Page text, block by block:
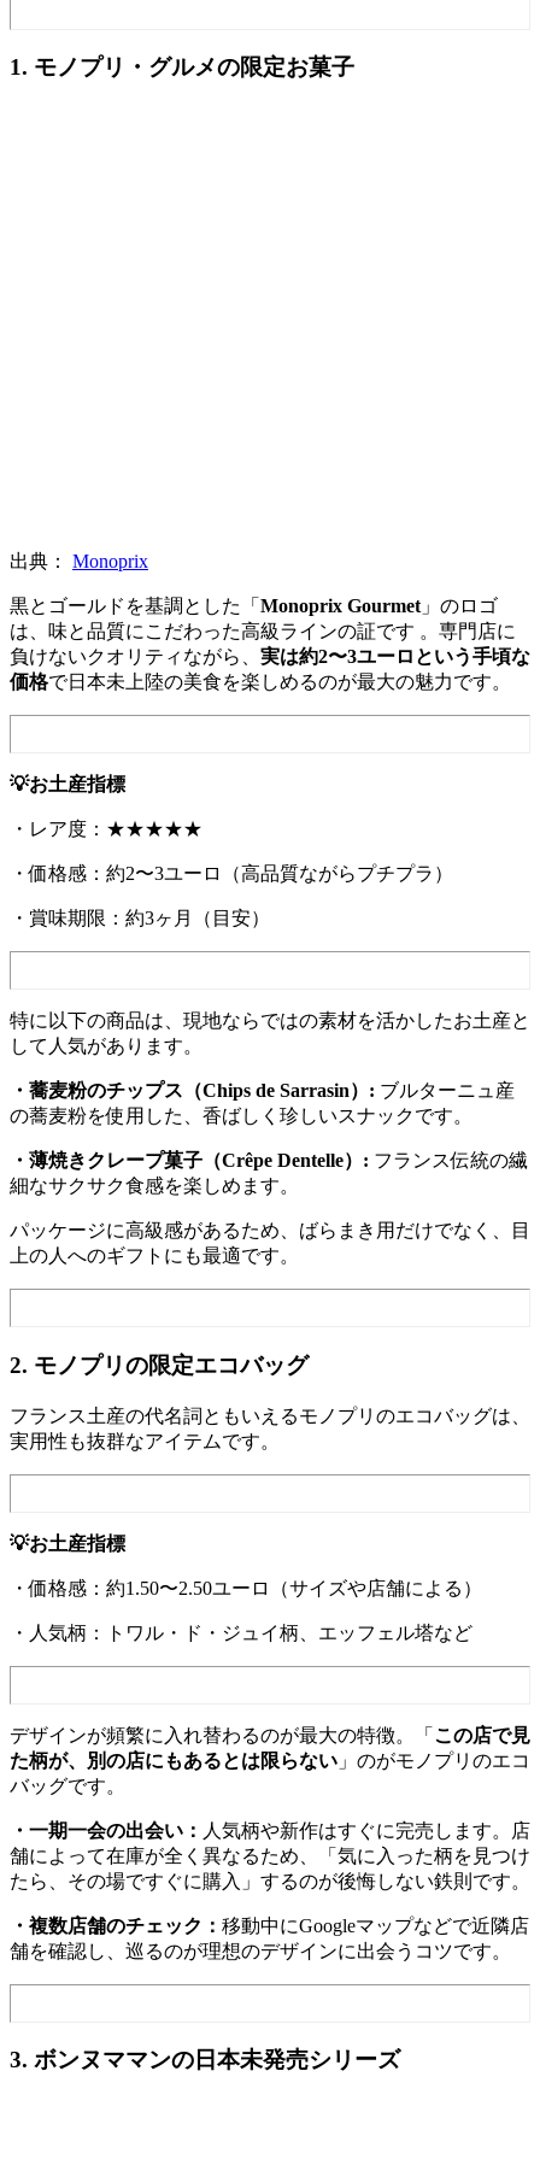
1. モノプリ・グルメの限定お菓子
出典： Monoprix
黒とゴールドを基調とした「 Monoprix Gourmet 」のロゴ
は、味と品質にこだわった高級ラインの証です 。専門店に
負けないクオリティながら、 実は約2〜3ユーロという手頃な
価格で日本未上陸の美食を楽しめるのが最大の魅力です。
💡お土産指標
・レア度：★★★★★
・価格感：約2〜3ユーロ（高品質ながらプチプラ）
・賞味期限：約3ヶ月（目安）
特に以下の商品は、現地ならではの素材を活かしたお土産と
して人気があります。
・蕎麦粉のチップス（Chips de Sarrasin）: ブルターニュ産
の蕎麦粉を使用した、香ばしく珍しいスナックです。
・薄焼きクレープ菓子（Crêpe Dentelle）: フランス伝統の繊
細なサクサク食感を楽しめます。
パッケージに高級感があるため、ばらまき用だけでなく、目
上の人へのギフトにも最適です。
2. モノプリの限定エコバッグ
フランス土産の代名詞ともいえるモノプリのエコバッグは、
実用性も抜群なアイテムです。
💡お土産指標
・価格感：約1.50〜2.50ユーロ（サイズや店舗による）
・人気柄：トワル・ド・ジュイ柄、エッフェル塔など
デザインが頻繁に入れ替わるのが最大の特徴。「 この店で見
た柄が、別の店にもあるとは限らない 」のがモノプリのエコ
バッグです。
・一期一会の出会い： 人気柄や新作はすぐに完売します。店
舗によって在庫が全く異なるため、「気に入った柄を見つけ
たら、その場ですぐに購入」するのが後悔しない鉄則です。
・複数店舗のチェック： 移動中にGoogleマップなどで近隣店
舗を確認し、巡るのが理想のデザインに出会うコツです。
3. ボンヌママンの日本未発売シリーズ